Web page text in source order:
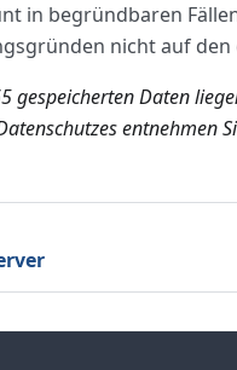
in begründbaren
nicht auf
gespeicherten Daten
entnehmen